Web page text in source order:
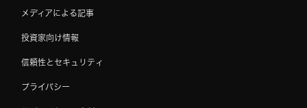
メディアによる記事
投資家向け情報
信頼性とセキュリティ
プライバシー